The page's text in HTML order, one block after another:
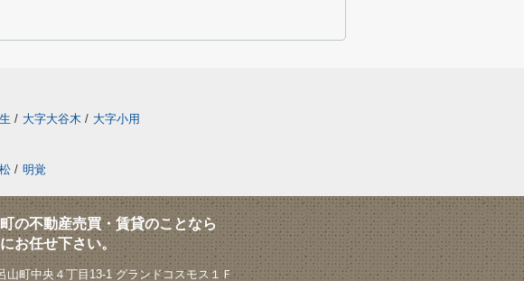
/ 大字大谷木 / 大字小用
/ 明覚
の不動産売買・賃貸のことなら
お任せ下さい。
山町中央４丁目13-1 グランドコスモス１Ｆ